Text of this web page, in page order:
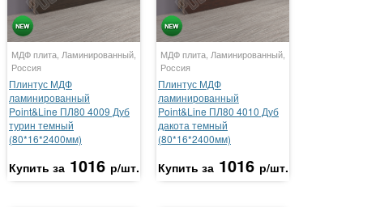
МДФ плита, Ламинированный,
Россия
Плинтус МДФ
ламинированный
Point&Line ПЛ80 4009 Дуб
турин темный
(80*16*2400мм)
Купить за 1016 р/шт.
МДФ плита, Ламинированный,
Россия
Плинтус МДФ
ламинированный
Point&Line ПЛ80 4010 Дуб
дакота темный
(80*16*2400мм)
Купить за 1016 р/шт.